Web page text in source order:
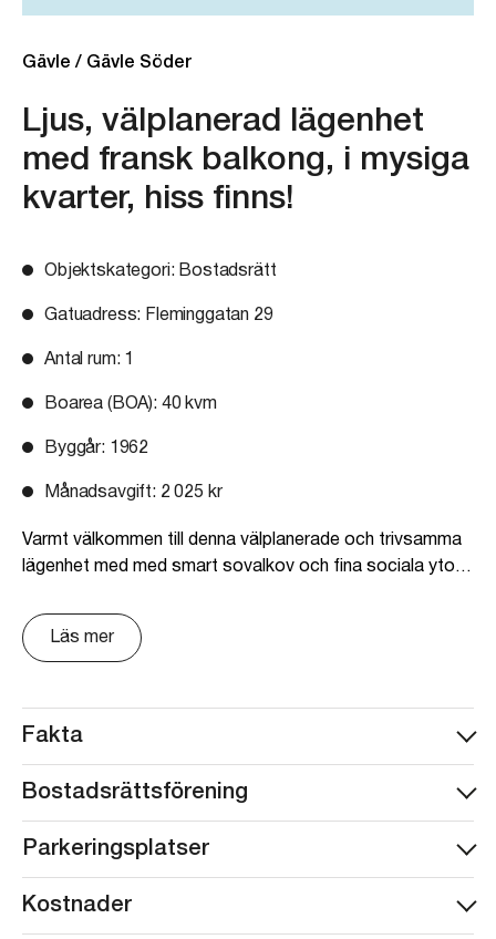
Gävle / Gävle Söder
Ljus, välplanerad lägenhet
med fransk balkong, i mysiga
kvarter, hiss finns!
Objektskategori : Bostadsrätt
Gatuadress: Fleminggatan 29
Antal rum: 1
Boarea (BOA): 40 kvm
Byggår: 1962
Månadsavgift: 2 025 kr
Varmt välkommen till denna välplanerade och trivsamma
lägenhet med med smart sovalkov och fina sociala ytor!
balkong från vardagsrummet som skapar härligt
ljusinsläpp och en öppen känsla.
vita luckor samt är utrustat med kyl/frys, glashäll, ugn
matgrupp där du kan njuta av både vardagsmiddagar och
soffgrupp och övrigt möblemang, medan sovalkoven
badrummet är fräscht och utrustat med dusch, WC,
Läs mer
Fakta
Bostadsrättsförening
Parkeringsplatser
Kostnader